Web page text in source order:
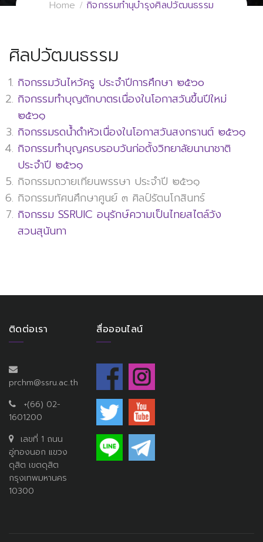
Home
กิจกรรมทำนุบำรุงศิลปวัฒนธรรม
ศิลปวัฒนธรรม
กิจกรรมวันไหว้ครู ประจำปีการศึกษา ๒๕๖๐
กิจกรรมทำบุญตักบาตรเนื่องในโอกาสวันขึ้นปีใหม่
๒๕๖๑
กิจกรรมรดน้ำดำหัวเนื่องในโอกาสวันสงกรานต์ ๒๕๖๑
กิจกรรมทำบุญครบรอบวันก่อตั้งวิทยาลัยนานาชาติ
ประจำปี ๒๕๖๑
กิจกรรมถวายเทียนพรรษา ประจำปี ๒๕๖๑
กิจกรรมทัศนศึกษาศูนย์ ๓ ศิลป์รัตนโกสินทร์
กิจกรรม SSRUIC อนุรักษ์ความเป็นไทยสไตล์วัง
สวนสุนันทา
ติดต่อเรา
prchm@ssru.ac.th
+(66) 02-
1601200
เลขที่ 1 ถนน
อู่ทองนอก แขวง
ดุสิต เขตดุสิต
กรุงเทพมหานคร
10300
สื่อออนไลน์